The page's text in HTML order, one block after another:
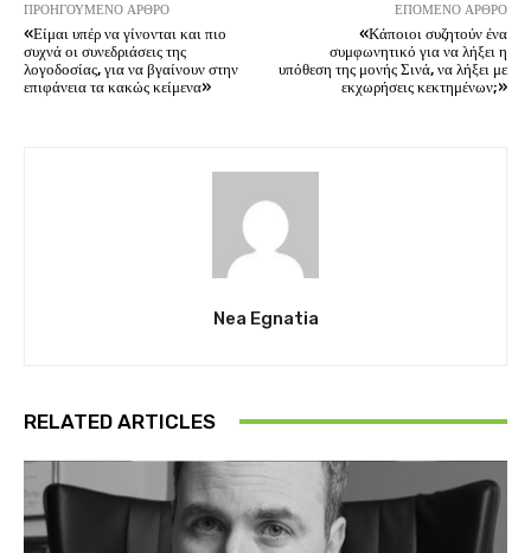
ΠΡΟΗΓΟΎΜΕΝΟ ΆΡΘΡΟ
«Είμαι υπέρ να γίνονται και πιο
συχνά οι συνεδριάσεις της
λογοδοσίας, για να βγαίνουν στην
επιφάνεια τα κακώς κείμενα»
ΕΠΌΜΕΝΟ ΆΡΘΡΟ
«Κάποιοι συζητούν ένα
συμφωνητικό για να λήξει η
υπόθεση της μονής Σινά, να λήξει με
εκχωρήσεις κεκτημένων;»
Nea Egnatia
RELATED ARTICLES